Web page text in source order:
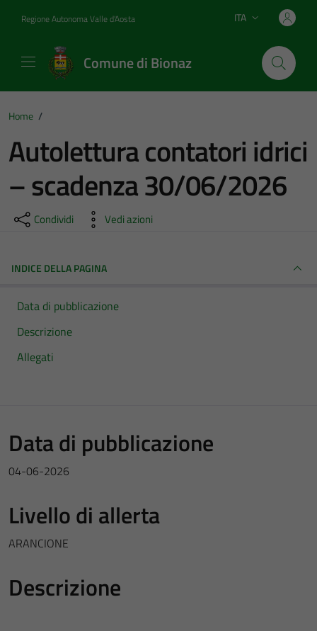
Regione Autonoma Valle d'Aosta Lingua attiva:
ITA
Comune di Bionaz
Home /
Autolettura contatori idrici
– scadenza 30/06/2026
Condividi Vedi azioni
INDICE DELLA PAGINA
Data di pubblicazione
Descrizione
Allegati
Data di pubblicazione
04-06-2026
Livello di allerta
ARANCIONE
Descrizione